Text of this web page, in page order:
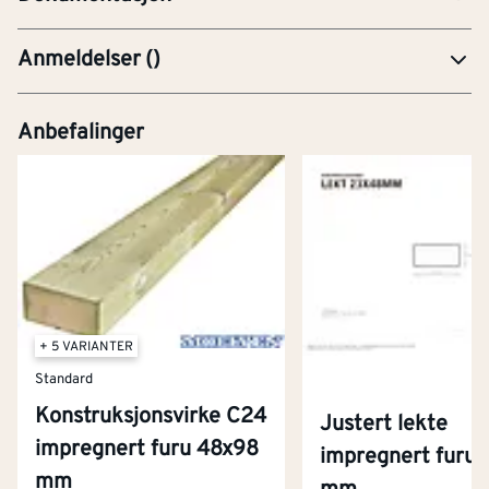
Anmeldelser()
Anbefalinger
+ 5 VARIANTER
Standard
Konstruksjonsvirke C24
impregnert furu 48x98
mm
Justert lekte
impregnert furu